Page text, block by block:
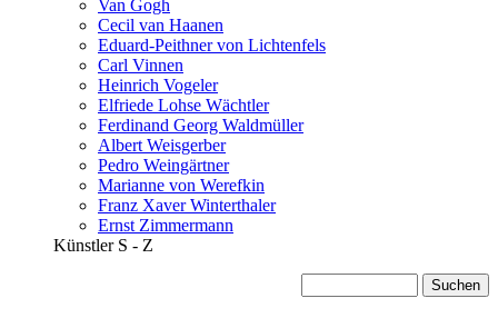
Van Gogh
Cecil van Haanen
Eduard-Peithner von Lichtenfels
Carl Vinnen
Heinrich Vogeler
Elfriede Lohse Wächtler
Ferdinand Georg Waldmüller
Albert Weisgerber
Pedro Weingärtner
Marianne von Werefkin
Franz Xaver Winterthaler
Ernst Zimmermann
Künstler S - Z